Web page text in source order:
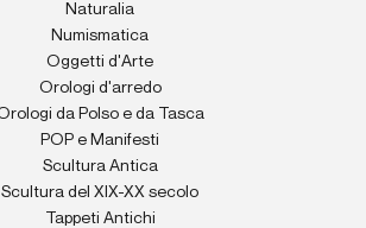
Naturalia
Numismatica
Oggetti d'Arte
Orologi d'arredo
da Polso e da Tasca
POP e Manifesti
Scultura Antica
Scultura del XIX-XX secolo
Tappeti Antichi